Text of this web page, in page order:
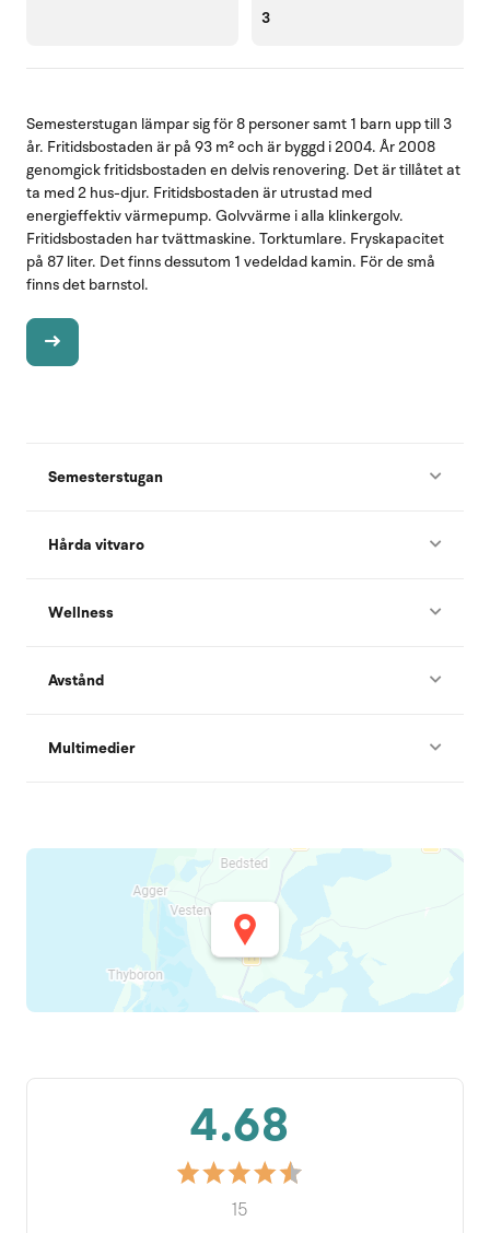
3
Semesterstugan lämpar sig för 8 personer samt 1 barn upp till 3
år. Fritidsbostaden är på 93 m² och är byggd i 2004. År 2008
genomgick fritidsbostaden en delvis renovering. Det är tillåtet at
ta med 2 hus-djur. Fritidsbostaden är utrustad med
energieffektiv värmepump. Golvvärme i alla klinkergolv.
Fritidsbostaden har tvättmaskine. Torktumlare. Fryskapacitet
på 87 liter. Det finns dessutom 1 vedeldad kamin. För de små
finns det barnstol.
Semesterstugan
Hårda vitvaro
Wellness
Avstånd
Multimedier
4.68
15